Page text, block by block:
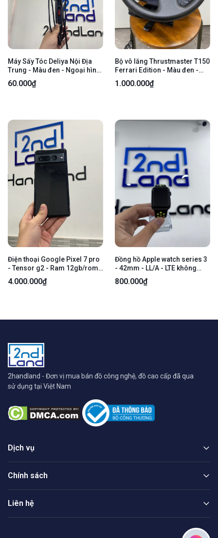
Máy Sấy Tóc Deliya Nội Địa
Trung - Màu đen - Ngoại hình
97% - Body - SẢN PHẨM LỖI
KHÔNG BẢO HÀNH
60.000₫
Bộ vô lăng Thrustmaster T150
Ferrari Edition - Màu đen -
Ngoại hình 97% - Không lên
nguồn - Kèm bàn đạp (pedal)
1.000.000₫
Điện thoại Google Pixel 7 pro
- Tensor g2 - Ram 12gb/rom
128gb - Màu đen - Ngoại hình:
97%- Body - Sọc 1 đường - SP
4.000.000₫
Đồng hồ Apple watch series 3
- 42mm - LL/A - LTE không
esim VN - 16Gb - Bản nhôm -
Màu xám - Pin 83% - Ngoại
800.000₫
2handland - Đơn vị mua bán đồ công nghệ, đồ cao cấp đã qua
sử dụng tại Việt Nam
Dịch vụ
Chính sách
Liên hệ